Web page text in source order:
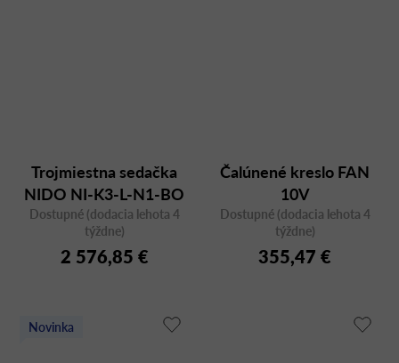
Trojmiestna sedačka
NIDO NI-K3-L-N1-BO
Dostupné (dodacia lehota 4
týždne)
2 576,85 €
Čalúnené kreslo FAN
10V
Dostupné (dodacia lehota 4
týždne)
355,47 €
Novinka